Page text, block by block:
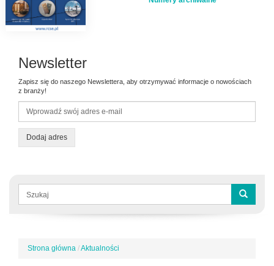
Newsletter
Zapisz się do naszego Newslettera, aby otrzymywać informacje o nowościach
z branży!
Dodaj adres
Formularz
wyszukiwania
Jesteś
Strona główna /Aktualności